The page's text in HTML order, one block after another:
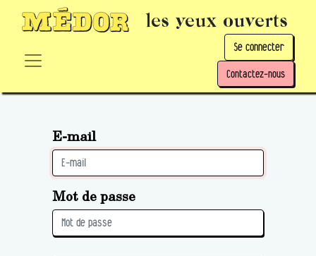
les yeux ouverts
Se connecter
Contactez-nous
E-mail
Mot de passe